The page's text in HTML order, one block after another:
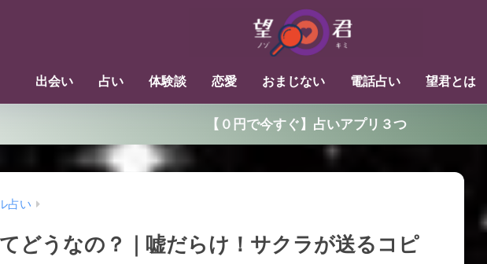
出会い 占い 体験談 恋愛 おまじない 電話占い 望君とは
【０円で今すぐ】占いアプリ３つ
占い
どうなの？｜嘘だらけ！サクラが送るコピ